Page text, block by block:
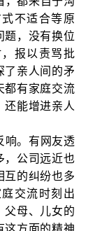
不适合等原
题，没有换位
报以责骂批
了亲人间的矛
都有家庭交流
还能增进亲人
。有网友透
，公司远近也
互的纠纷也多
交流时刻出
父母、儿女的